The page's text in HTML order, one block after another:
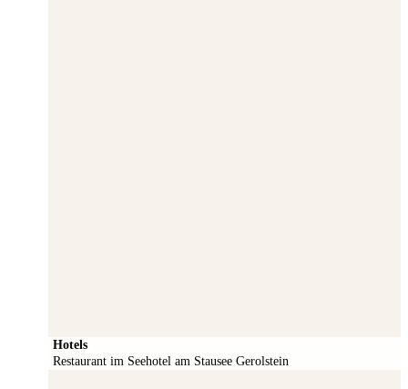
Hotels
Restaurant im Seehotel am Stausee Gerolstein